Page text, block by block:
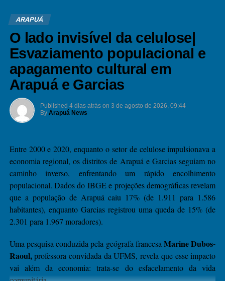
ARAPUÁ
O lado invisível da celulose|
Esvaziamento populacional e
apagamento cultural em
Arapuá e Garcias
Published 4 dias atrás on 3 de agosto de 2026, 09:44
By Arapuá News
Entre 2000 e 2020, enquanto o setor de celulose impulsionava a
economia regional, os distritos de Arapuá e Garcias seguiam no
caminho inverso, enfrentando um rápido encolhimento
populacional. Dados do IBGE e projeções demográficas revelam
que a população de Arapuá caiu 17% (de 1.911 para 1.586
habitantes), enquanto Garcias registrou uma queda de 15% (de
2.301 para 1.967 moradores).
​Uma pesquisa conduzida pela geógrafa francesaMarine Dubos-
Raoul,professora convidada da UFMS, revela que esse impacto
vai além da economia: trata-se do esfacelamento da vida